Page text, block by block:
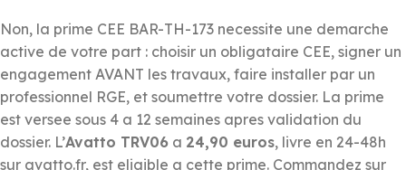
Non, la prime CEE BAR-TH-173 necessite une demarche
active de votre part : choisir un obligataire CEE, signer un
engagement AVANT les travaux, faire installer par un
professionnel RGE, et soumettre votre dossier. La prime
est versee sous 4 a 12 semaines apres validation du
dossier. L’Avatto TRV06 a 24,90 euros, livre en 24-48h
sur avatto.fr, est eligible a cette prime. Commandez sur